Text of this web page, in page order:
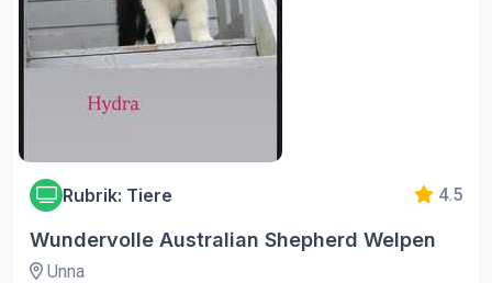
Rubrik: Tiere 4.5
Wundervolle Australian Shepherd Welpen
Unna